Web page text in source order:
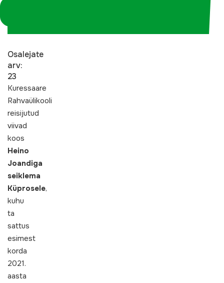
Osalejate
arv:
23
Kuressaare
Rahvaülikooli
reisijutud
viivad
koos
Heino
Joandiga
seiklema
Küprosele,
kuhu
ta
sattus
esimest
korda
2021.
aasta